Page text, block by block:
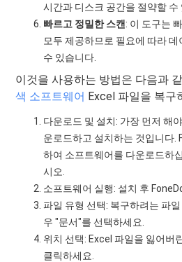
시간과 디스크 공간을 절약할 수
빠르고 정밀한 스캔 : 이 도구는
모두 제공하므로 필요에 따라
수 있습니다.
이것을 사용하는 방법은 다음과
색 소프트웨어 Excel 파일을 복구
다운로드 및 설치: 가장 먼저 해
운로드하고 설치하는 것입니다.
하여 소프트웨어를 다운로드하
시오.
소프트웨어 실행: 설치 후
파일 유형 선택: 복구하려는 파
우 "문서"를 선택하세요.
위치 선택: Excel 파일을 잃어버
클릭하세요.